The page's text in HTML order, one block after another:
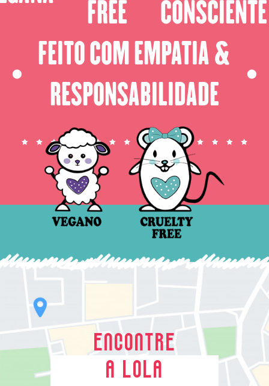
FREE
CONSCIENTE
⬤
FEITO COM EMPATIA &
RESPONSABILIDADE
⬤
ENCONTRE
A LOLA